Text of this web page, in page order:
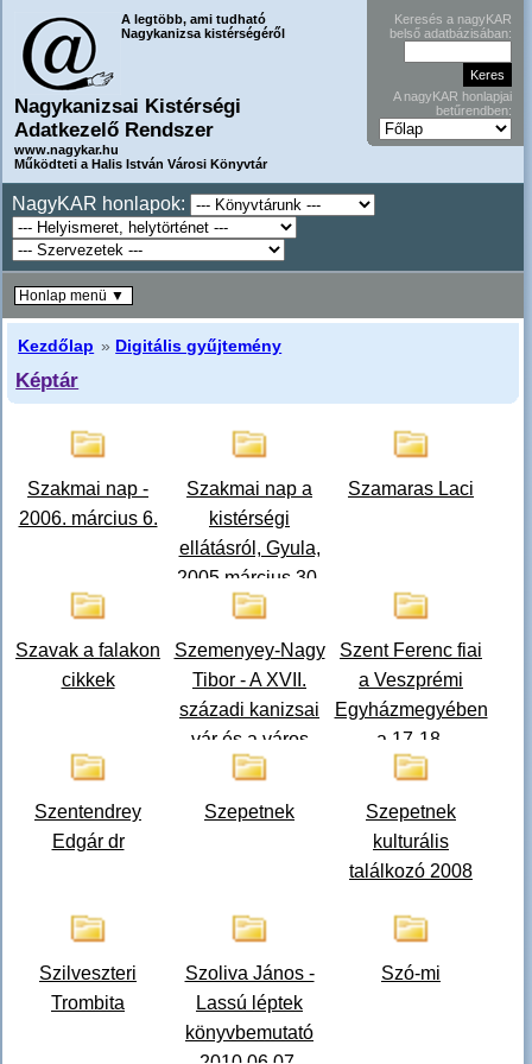
A legtöbb, ami tudható
Nagykanizsa kistérségéről
Nagykanizsai Kistérségi
Adatkezelő Rendszer
www.nagykar.hu
Működteti a Halis István Városi Könyvtár
Keresés a nagyKAR
belső adatbázisában:
A nagyKAR honlapjai
betűrendben:
NagyKAR honlapok:
Kezdőlap » Digitális gyűjtemény
Képtár
Szakmai nap -
2006. március 6.
Szakmai nap a
kistérségi
ellátásról, Gyula,
2005 március 30-
31.
Szamaras Laci
Szavak a falakon
cikkek
Szemenyey-Nagy
Tibor - A XVII.
századi kanizsai
vár és a város
makettje
Szent Ferenc fiai
a Veszprémi
Egyházmegyében
a 17-18.
században
Szentendrey
Edgár dr
Szepetnek
Szepetnek
kulturális
találkozó 2008
Szilveszteri
Trombita
Szoliva János -
Lassú léptek
könyvbemutató
Szó-mi
Honlap menü ▼